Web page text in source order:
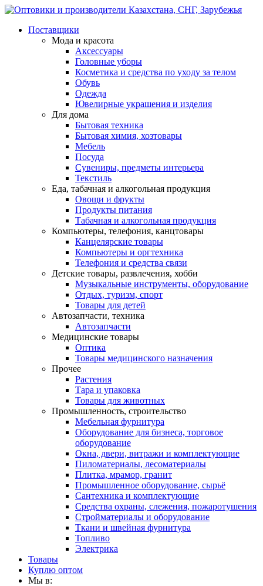
Поставщики
Мода и красота
Аксессуары
Головные уборы
Косметика и средства по уходу за телом
Обувь
Одежда
Ювелирные украшения и изделия
Для дома
Бытовая техника
Бытовая химия, хозтовары
Мебель
Посуда
Сувениры, предметы интерьера
Текстиль
Еда, табачная и алкогольная продукция
Овощи и фрукты
Продукты питания
Табачная и алкогольная продукция
Компьютеры, телефония, канцтовары
Канцелярские товары
Компьютеры и оргтехника
Телефония и средства связи
Детские товары, развлечения, хобби
Музыкальные инструменты, оборудование
Отдых, туризм, спорт
Товары для детей
Автозапчасти, техника
Автозапчасти
Медицинские товары
Оптика
Товары медицинского назначения
Прочее
Растения
Тара и упаковка
Товары для животных
Промышленность, строительство
Мебельная фурнитура
Оборудование для бизнеса, торговое
оборудование
Окна, двери, витражи и комплектующие
Пиломатериалы, лесоматериалы
Плитка, мрамор, гранит
Промышленное оборудование, сырьё
Сантехника и комплектующие
Средства охраны, слежения, пожаротушения
Стройматериалы и оборудование
Ткани и швейная фурнитура
Топливо
Электрика
Товары
Куплю оптом
Мы в: